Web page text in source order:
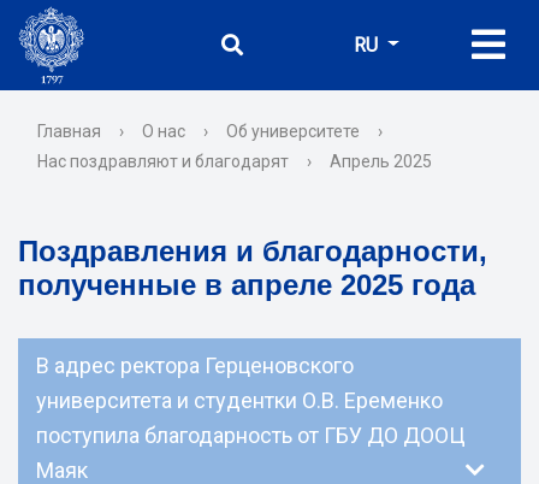
RU
Главная › О нас › Об университете
›
Нас поздравляют и благодарят
› Апрель 2025
Поздравления и благодарности,
полученные в апреле 2025 года
В адрес ректора Герценовского
университета и студентки О.В. Еременко
поступила благодарность от ГБУ ДО ДООЦ
Маяк